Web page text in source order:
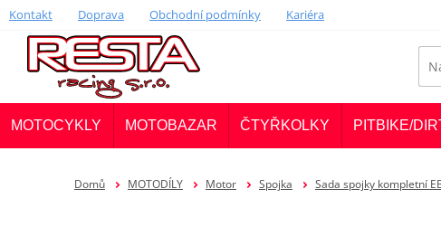
Kontakt Doprava Obchodní podmínky Kariéra
MOTOCYKLY MOTOBAZAR ČTYŘKOLKY PITBIKE/
Domů MOTODÍLY Motor Spojka Sada spojky kompletní